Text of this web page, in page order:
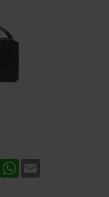
PinterestWhatsApp